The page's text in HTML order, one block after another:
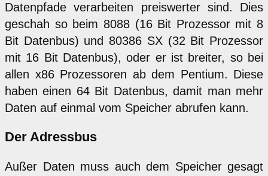
Datenpfade verarbeiten preiswerter sind. Dies
geschah so beim 8088 (16 Bit Prozessor mit 8
Bit Datenbus) und 80386 SX (32 Bit Prozessor
mit 16 Bit Datenbus), oder er ist breiter, so bei
allen x86 Prozessoren ab dem Pentium. Diese
haben einen 64 Bit Datenbus, damit man mehr
Daten auf einmal vom Speicher abrufen kann.
Der Adressbus
Außer Daten muss auch dem Speicher gesagt